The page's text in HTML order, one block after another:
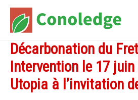
contenu
Décarbonation du
Intervention le 17
Utopia à l’invitation